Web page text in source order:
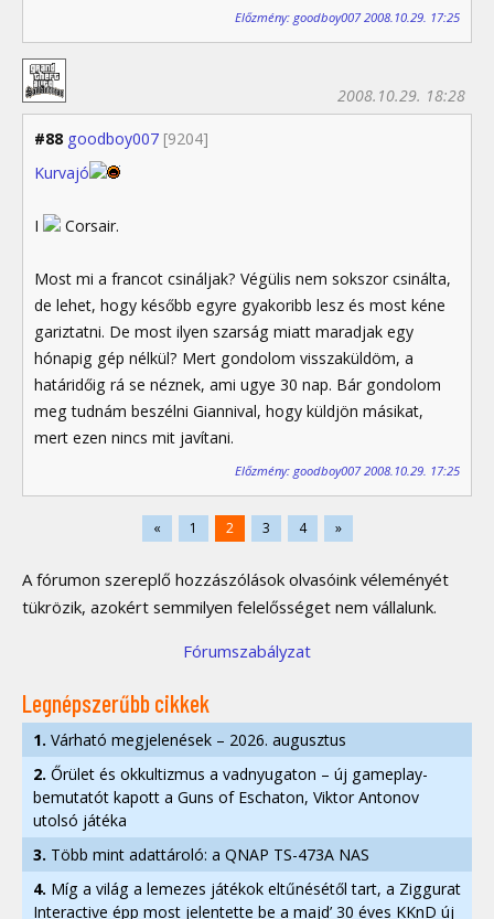
Előzmény: goodboy007 2008.10.29. 17:25
#88 goodboy007 [9204]
2008.10.29. 18:28
Kurvajó
I Corsair.
Most mi a francot csináljak? Végülis nem sokszor csinálta,
de lehet, hogy később egyre gyakoribb lesz és most kéne
gariztatni. De most ilyen szarság miatt maradjak egy
hónapig gép nélkül? Mert gondolom visszaküldöm, a
határidőig rá se néznek, ami ugye 30 nap. Bár gondolom
meg tudnám beszélni Giannival, hogy küldjön másikat,
mert ezen nincs mit javítani.
Előzmény: goodboy007 2008.10.29. 17:25
« 1 2 3 4 »
A fórumon szereplő hozzászólások olvasóink véleményét
tükrözik, azokért semmilyen felelősséget nem vállalunk.
Fórumszabályzat
Legnépszerűbb cikkek
1. Várható megjelenések – 2026. augusztus
2. Őrület és okkultizmus a vadnyugaton – új gameplay-
bemutatót kapott a Guns of Eschaton, Viktor Antonov
utolsó játéka
3. Több mint adattároló: a QNAP TS-473A NAS
4. Míg a világ a lemezes játékok eltűnésétől tart, a Ziggurat
Interactive épp most jelentette be a majd’ 30 éves KKnD új